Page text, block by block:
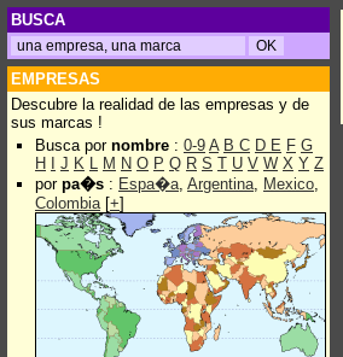
BUSCA
EMPRESAS
Descubre la realidad de las empresas y de
sus marcas !
Busca por nombre : 0-9 A B C D E F G
H
J K L M N O P Q R S T U V W X Y Z
por pa�s : Espa�a, Argentina, Mexico,
Colombia[+]